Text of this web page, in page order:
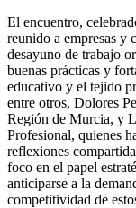
El encuentro,
reunido a empresas y
desayuno de trabajo
buenas prácticas y
educativo y el tejido
entre otros, Dolores
Región de Murcia, y
Profesional, quienes
reflexiones
foco en el papel
anticiparse a la
competitividad de